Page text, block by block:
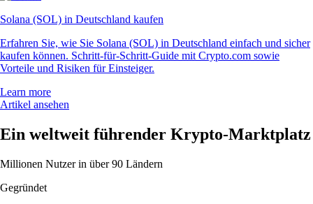
Solana (SOL) in Deutschland kaufen
Erfahren Sie, wie Sie Solana (SOL) in Deutschland einfach und sicher
kaufen können. Schritt-für-Schritt-Guide mit Crypto.com sowie
Vorteile und Risiken für Einsteiger.
Learn more
Artikel ansehen
Ein weltweit führender Krypto-Marktplatz
Millionen Nutzer in über 90 Ländern
Gegründet